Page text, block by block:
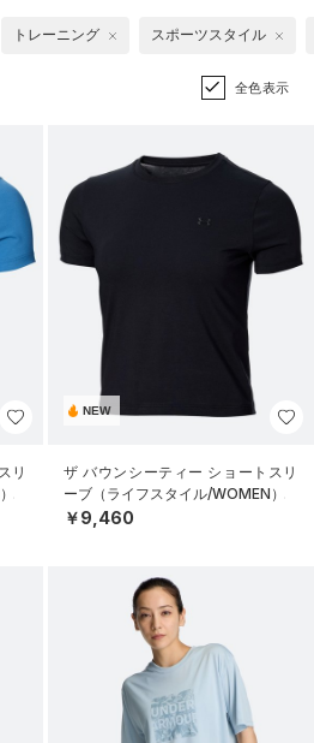
トレーニング スポーツスタイル
全色表示
リ
NEW
ザ バウンシーティー ショートスリ
ーブ（ライフスタイル/WOMEN）
￥9,460